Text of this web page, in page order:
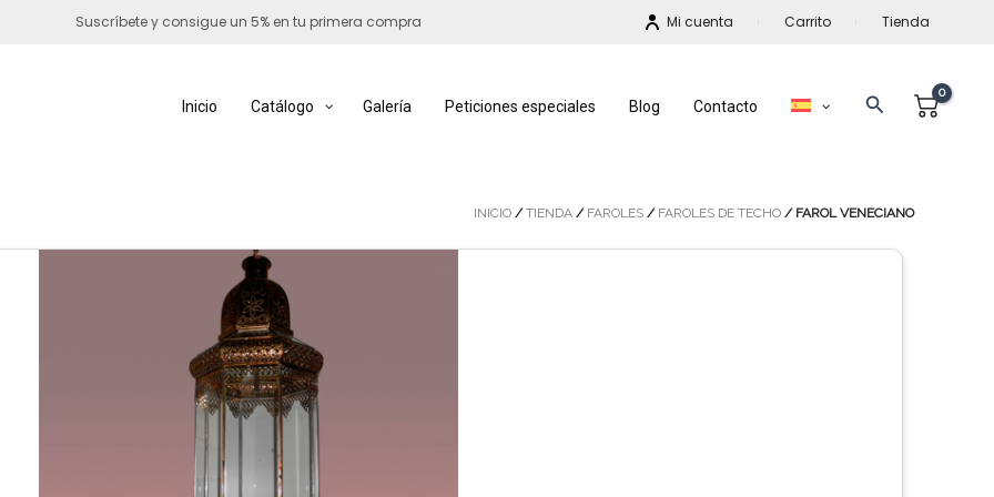
Suscríbete y consigue un 5% en tu primera compra Mi cuenta Carrito Tienda
Inicio Catálogo Galería Peticiones especiales Blog Contacto Buscar
INICIO /TIENDA / FAROLES / FAROLES DE TECHO / FAROL VENECIANO